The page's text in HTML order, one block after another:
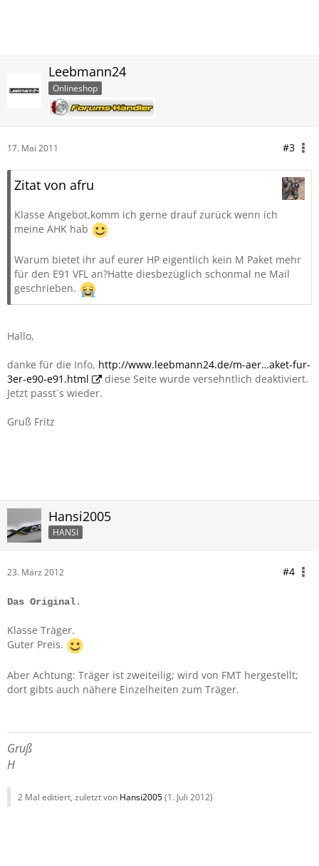
Leebmann24
Onlineshop
17. Mai 2011 #3
Zitat von afru
Klasse Angebot,komm ich gerne drauf zurück wenn ich
meine AHK hab
Warum bietet ihr auf eurer HP eigentlich kein M Paket mehr
für den E91 VFL an?Hatte diesbezüglich schonmal ne Mail
geschrieben.
Hallo,
danke für die Info, http://www.leebmann24.de/m-aer…aket-fur-
3er-e90-e91.html
diese Seite wurde versehntlich deaktiviert.
Jetzt passt`s wieder.
Gruß Fritz
Hansi2005
HANSI
23. März 2012 #4
Das Original.
Klasse Träger.
Guter Preis.
Aber Achtung: Träger ist zweiteilig; wird von FMT hergestellt;
dort gibts auch nähere Einzelheiten zum Träger.
Gruß
H
2 Mal editiert, zuletzt von Hansi2005(1. Juli 2012)